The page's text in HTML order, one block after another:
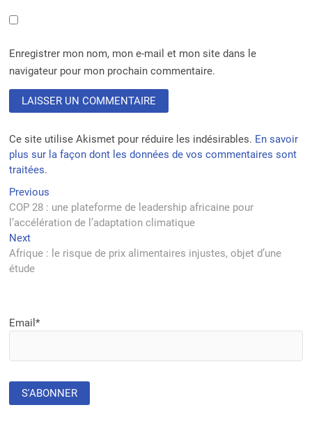
Enregistrer mon nom, mon e-mail et mon site dans le
navigateur pour mon prochain commentaire.
Ce site utilise Akismet pour réduire les indésirables. En savoir
plus sur la façon dont les données de vos commentaires sont
traitées.
Navigation
de
l’article
Previous
post:
COP 28 : une plateforme de leadership africaine pour
l’accélération de l’adaptation climatique
NextNext
post:
Afrique : le risque de prix alimentaires injustes, objet d’une
étude
Email*